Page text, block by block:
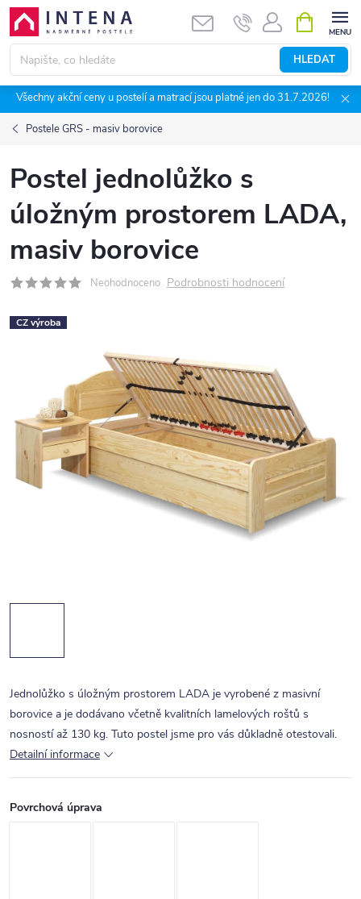
Přejít
obsah
HLEDAT
NÁKUPNÍ
KOŠÍK
Všechny akční ceny u postelí a matrací jsou platné jen do 31.7.2026!
Postele GRS - masiv borovice
Postel jednolůžko s
úložným prostorem LADA,
masiv borovice
Neohodnoceno Podrobnosti hodnocení
CZ výroba
Jednolůžko s úložným prostorem LADA je vyrobené z masivní
borovice a je dodávano včetně kvalitních lamelových roštů s
nosností až 130 kg. Tuto postel jsme pro vás důkladně otestovali.
Detailní informace
Povrchová úprava